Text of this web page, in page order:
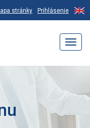
stránky Prihlásenie